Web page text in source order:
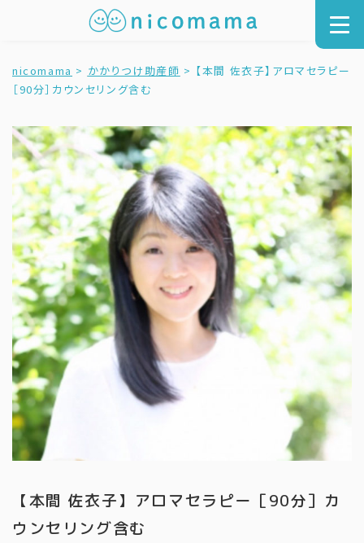
nicomama > かかりつけ助産師 > 【本間 佐衣子】アロマセラピー
［90分］カウンセリング含む
【本間 佐衣子】アロマセラピー［90分］カ
ウンセリング含む